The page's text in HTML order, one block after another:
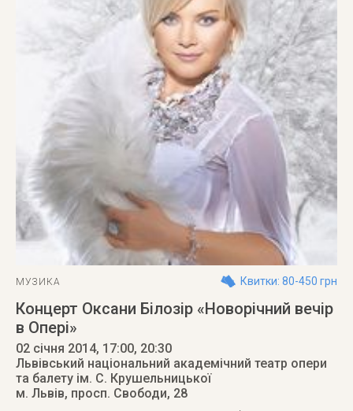
МУЗИКА Квитки: 80-450 грн
Концерт Оксани Білозір «Новорічний вечір
в Опері»
02 січня 2014, 17:00, 20:30
Львівський національний академічний театр опери
та балету ім. С. Крушельницької
м. Львів, просп. Свободи, 28